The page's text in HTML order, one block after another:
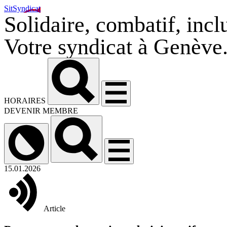
SitSyndicat
Solidaire, combatif,
Votre syndicat à Genève.
HORAIRES
DEVENIR MEMBRE
15.01.2026
Article